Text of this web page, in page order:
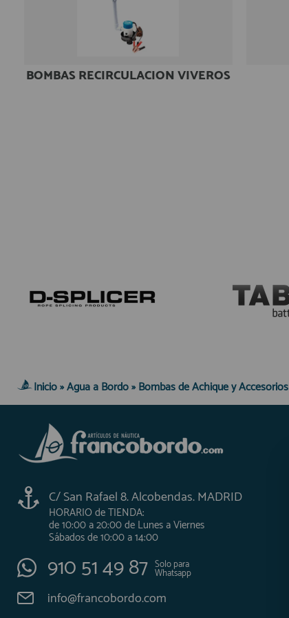
Equipo Personal
Fondeo y Amarre
Fundas, Lonas y Toldos
Kayaks
Submarinismo
INFORMACION
910 60 71 03
HORARIO de TIENDA:
910 51 49 87 Solo para
info@francobordo.com
BOMBAS RECIRCULACION VIVEROS
Inicio»Agua a Bordo» Bombas de Achique y Accesorios
C/ San Rafael 8. Alcobendas. MADRID
HORARIO de TIENDA:
de 10:00 a 20:00 de Lunes a Viernes
Sábados de 10:00 a 14:00
910 51 49 87 Solo para
Whatsapp
info@francobordo.com